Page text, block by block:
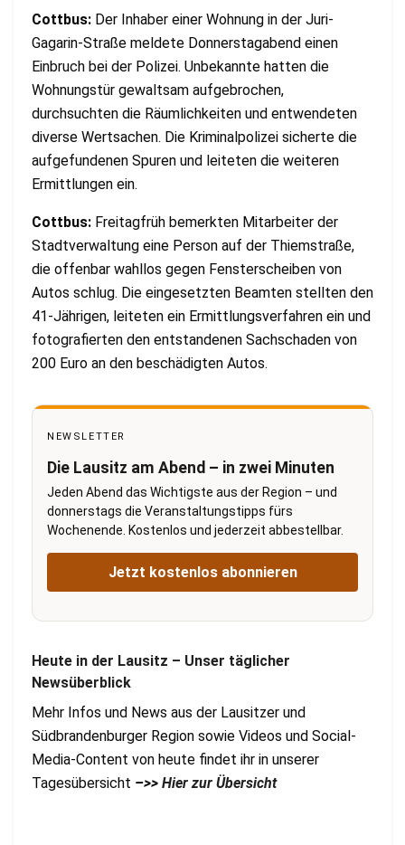
Cottbus: Der Inhaber einer Wohnung in der Juri-
Gagarin-Straße meldete Donnerstagabend einen
Einbruch bei der Polizei. Unbekannte hatten die
Wohnungstür gewaltsam aufgebrochen,
durchsuchten die Räumlichkeiten und entwendeten
diverse Wertsachen. Die Kriminalpolizei sicherte die
aufgefundenen Spuren und leiteten die weiteren
Ermittlungen ein.
Cottbus: Freitagfrüh bemerkten Mitarbeiter der
Stadtverwaltung eine Person auf der Thiemstraße,
die offenbar wahllos gegen Fensterscheiben von
Autos schlug. Die eingesetzten Beamten stellten den
41-Jährigen, leiteten ein Ermittlungsverfahren ein und
fotografierten den entstandenen Sachschaden von
200 Euro an den beschädigten Autos.
NEWSLETTER
Die Lausitz am Abend – in zwei Minuten
Jeden Abend das Wichtigste aus der Region – und
donnerstags die Veranstaltungstipps fürs
Wochenende. Kostenlos und jederzeit abbestellbar.
Jetzt kostenlos abonnieren
Heute in der Lausitz – Unser täglicher
Newsüberblick
Mehr Infos und News aus der Lausitzer und
Südbrandenburger Region sowie Videos und Social-
Media-Content von heute findet ihr in unserer
Tagesübersicht –>> Hier zur Übersicht